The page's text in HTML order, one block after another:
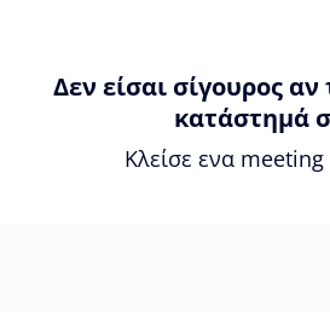
Δεν είσαι σίγουρος αν
κατάστημά
Κλείσε ενα meeting